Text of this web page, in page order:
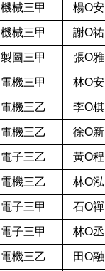
機械三甲 楊O安
機械三甲 謝O祐
製圖三甲 張O雅
電機三甲 林O安
電機三乙 李O棋
電機三乙 徐O新
電子三乙 黃O程
電機三乙 林O泓
電子三甲 石O禪
電子三甲 林O丞
電機三乙 田O融